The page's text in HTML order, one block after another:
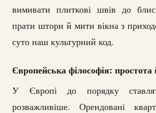
вимивати плиткові швів до
прати штори й мити вікна з
суто наш культурний код.
Європейська філософія: простота
У Європі до порядку
розважливіше. Орендовані